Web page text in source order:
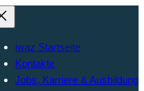
iwaz Startseite
Kontakte
Jobs, Karriere & Ausbildung